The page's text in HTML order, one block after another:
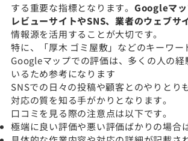
する重要な指標となります。 Googleマ
レビューサイトやSNS、業者のウェブサ
情報源を活用することが大切です。
特に、「厚木 ゴミ屋敷」などのキーワー
Googleマップでの評価は、多くの人の経
いるため参考になります
SNSでの日々の投稿や顧客とのやりとり
対応の質を知る手がかりとなります。
口コミを見る際の注意点は以下です。
極端に良い評価や悪い評価ばかりの場合